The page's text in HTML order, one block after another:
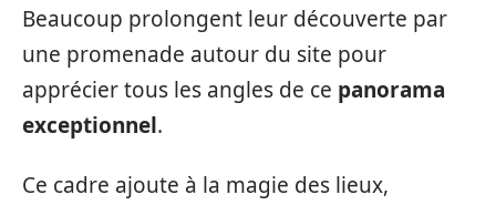
Beaucoup prolongent leur découverte par
une promenade autour du site pour
apprécier tous les angles de ce panorama
exceptionnel.
Ce cadre ajoute à la magie des lieux,